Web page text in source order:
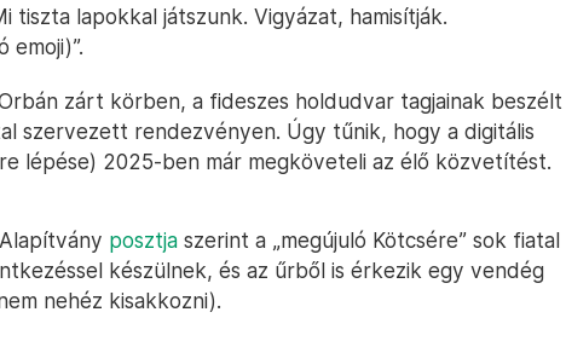
tiszta lapokkal játszunk. Vigyázat, hamisítják.
emoji)”.
zárt körben, a fideszes holdudvar tagjainak beszélt
szervezett rendezvényen. Úgy tűnik, hogy a digitális
lépése) 2025-ben már megköveteli az élő közvetítést.
posztja szerint a „megújuló Kötcsére” sok fiatal
készülnek, és az űrből is érkezik egy vendég
nehéz kisakkozni).